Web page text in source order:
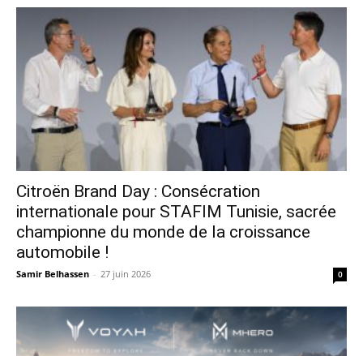
Citroën Brand Day : Consécration
internationale pour STAFIM Tunisie, sacrée
championne du monde de la croissance
automobile !
Samir Belhassen - 27 juin 2026 0